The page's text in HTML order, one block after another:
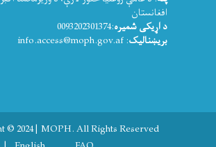
افغانستان
د اړیکی شمیره:0093202301374
بریښنالیک: info.access@moph.gov.af
© 2024 | MOPH. All Rights Reserved